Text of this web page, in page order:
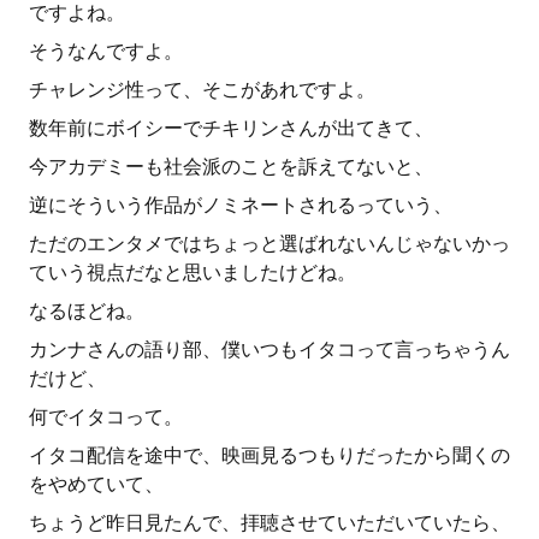
ですよね。
そうなんですよ。
チャレンジ性って、そこがあれですよ。
数年前にボイシーでチキリンさんが出てきて、
今アカデミーも社会派のことを訴えてないと、
逆にそういう作品がノミネートされるっていう、
ただのエンタメではちょっと選ばれないんじゃないかっ
ていう視点だなと思いましたけどね。
なるほどね。
カンナさんの語り部、僕いつもイタコって言っちゃうん
だけど、
何でイタコって。
イタコ配信を途中で、映画見るつもりだったから聞くの
をやめていて、
ちょうど昨日見たんで、拝聴させていただいていたら、